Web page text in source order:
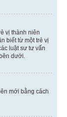
vị thành niên
biết từ một trẻ vị
luật sư tư vấn
dưới.
mới bằng cách